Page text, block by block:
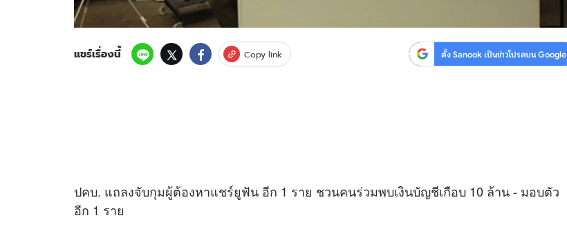
แชร์เรื่องนี้ Copy link ตั้ง Sanook เป็นข่าวโปรดบน Google
ปคบ. แถลงจับกุมผู้ต้องหาแชร์ยูฟัน อีก 1 ราย ชวนคนร่วมพบเงินบัญชีเกือบ 10 ล้าน - มอบตัว
อีก 1 ราย